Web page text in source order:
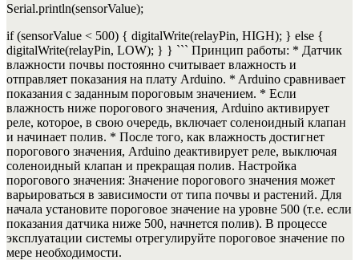
Serial.println(sensorValue);
if (sensorValue < 500) { digitalWrite(relayPin, HIGH); } else {
digitalWrite(relayPin, LOW); } } ``` Принцип работы: * Датчик
влажности почвы постоянно считывает влажность и
отправляет показания на плату Arduino. * Arduino сравнивает
показания с заданным пороговым значением. * Если
влажность ниже порогового значения, Arduino активирует
реле, которое, в свою очередь, включает соленоидный клапан
и начинает полив. * После того, как влажность достигнет
порогового значения, Arduino деактивирует реле, выключая
соленоидный клапан и прекращая полив. Настройка
порогового значения: Значение порогового значения может
варьироваться в зависимости от типа почвы и растений. Для
начала установите пороговое значение на уровне 500 (т.е. если
показания датчика ниже 500, начнется полив). В процессе
эксплуатации системы отрегулируйте пороговое значение по
мере необходимости.